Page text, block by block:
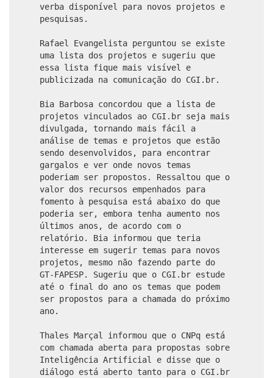
verba disponível para novos projetos e
pesquisas.
Rafael Evangelista perguntou se existe
uma lista dos projetos e sugeriu que
essa lista fique mais visível e
publicizada na comunicação do CGI.br.
Bia Barbosa concordou que a lista de
projetos vinculados ao CGI.br seja mais
divulgada, tornando mais fácil a
análise de temas e projetos que estão
sendo desenvolvidos, para encontrar
gargalos e ver onde novos temas
poderiam ser propostos. Ressaltou que o
valor dos recursos empenhados para
fomento à pesquisa está abaixo do que
poderia ser, embora tenha aumento nos
últimos anos, de acordo com o
relatório. Bia informou que teria
interesse em sugerir temas para novos
projetos, mesmo não fazendo parte do
GT-FAPESP. Sugeriu que o CGI.br estude
até o final do ano os temas que podem
ser propostos para a chamada do próximo
ano.
Thales Marçal informou que o CNPq está
com chamada aberta para propostas sobre
Inteligência Artificial e disse que o
diálogo está aberto tanto para o CGI.br